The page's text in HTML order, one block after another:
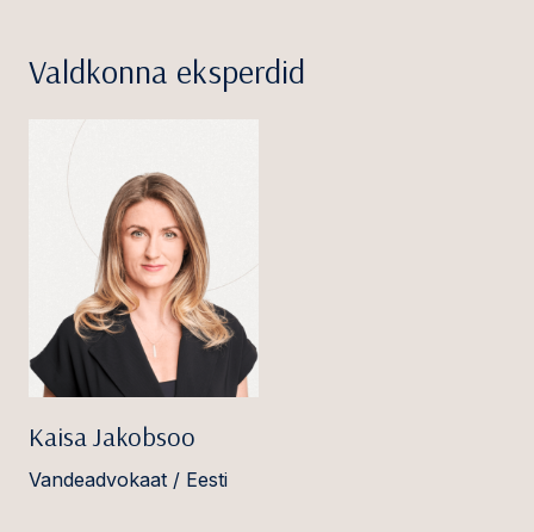
Valdkonna eksperdid
Kaisa Jakobsoo
Vandeadvokaat / Eesti